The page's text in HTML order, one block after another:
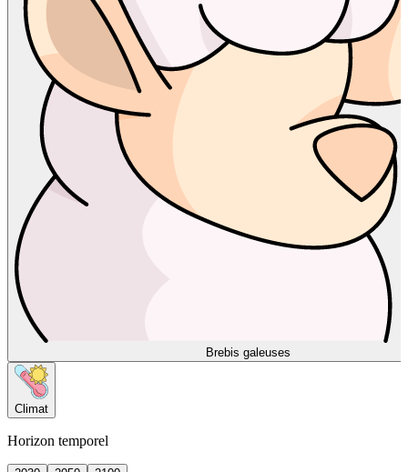
Brebis galeuses
Climat
Horizon temporel